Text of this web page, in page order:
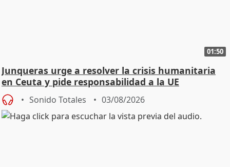
01:50
Junqueras urge a resolver la crisis humanitaria
en Ceuta y pide responsabilidad a la UE
Sonido Totales 03/08/2026